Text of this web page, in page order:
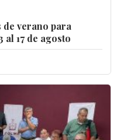
verano para
al 17 de agosto